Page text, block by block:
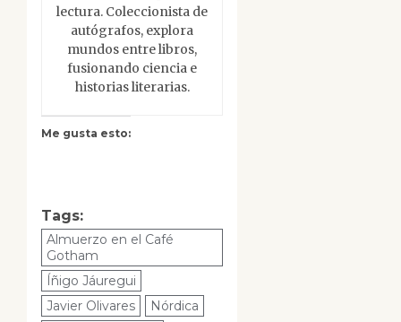
lectura. Coleccionista de
autógrafos, explora
mundos entre libros,
fusionando ciencia e
historias literarias.
Me gusta esto:
Tags:
Almuerzo en el Café
Gotham
Íñigo Jáuregui
Javier Olivares
Nórdica